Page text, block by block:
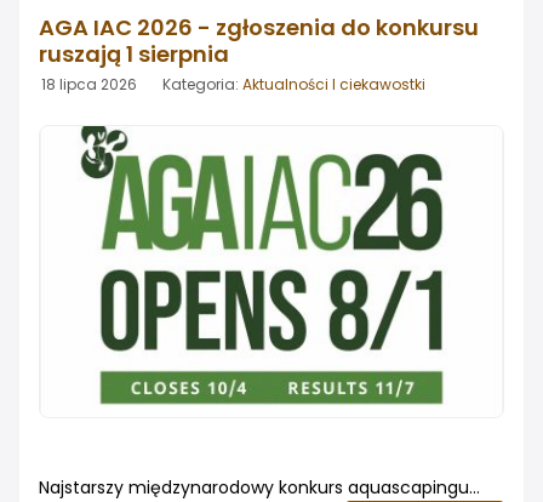
aranżacyjnej
AGA IAC 2026 - zgłoszenia do konkursu
ruszają 1 sierpnia
18 lipca 2026 Kategoria: Aktualności I ciekawostki
Najstarszy międzynarodowy konkurs aquascapingu